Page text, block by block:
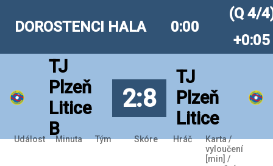
DOROSTENCI HALA 0:00
(Q 4/
+0:05
TJ
Plzeň
Litice
B
2:8
TJ
Plzeň
Litice
Událost Minuta Tým Skóre Hráč
Karta /
vyloučení
[min] /